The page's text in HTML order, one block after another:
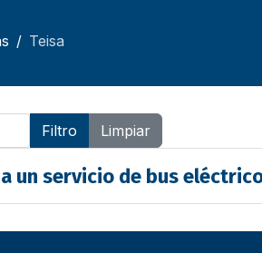
Teisa
Filtro Limpiar
un servicio de bus